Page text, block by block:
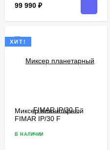
99 990 ₽
ХИТ!
Миксер планетарный
FIMAR IP/30 F
В НАЛИЧИИ